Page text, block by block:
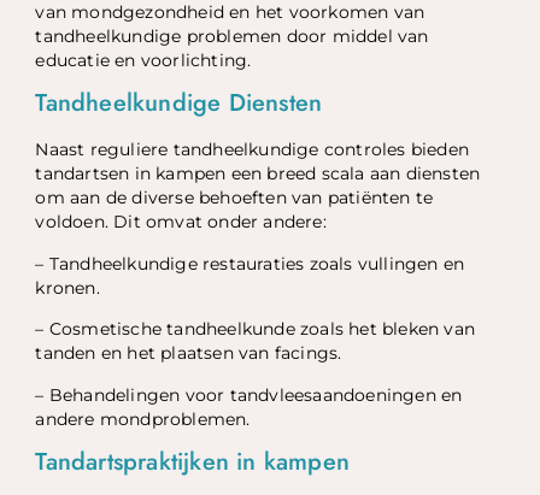
van mondgezondheid en het voorkomen van
tandheelkundige problemen door middel van
educatie en voorlichting.
Tandheelkundige Diensten
Naast reguliere tandheelkundige controles bieden
tandartsen in kampen een breed scala aan diensten
om aan de diverse behoeften van patiënten te
voldoen. Dit omvat onder andere:
– Tandheelkundige restauraties zoals vullingen en
kronen.
– Cosmetische tandheelkunde zoals het bleken van
tanden en het plaatsen van facings.
– Behandelingen voor tandvleesaandoeningen en
andere mondproblemen.
Tandartspraktijken in kampen